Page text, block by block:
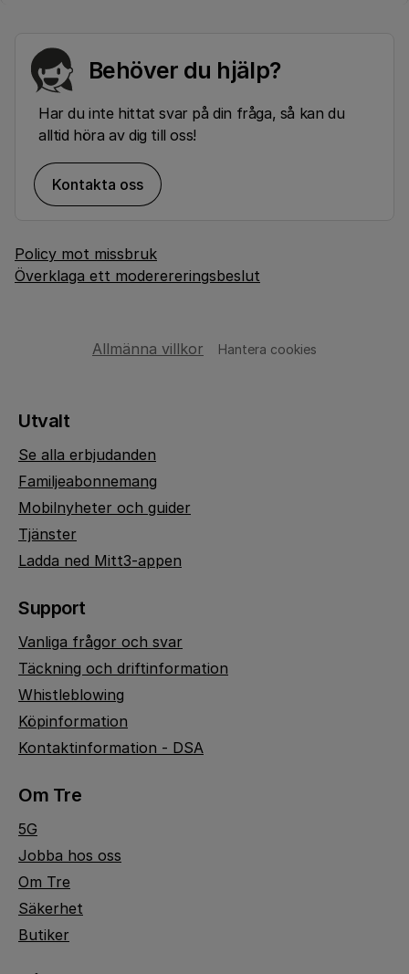
Behöver du hjälp?
Har du inte hittat svar på din fråga, så kan du
alltid höra av dig till oss!
Kontakta oss
Policy mot missbruk
Överklaga ett moderereringsbeslut
Allmänna villkor Hantera cookies
Utvalt
Se alla erbjudanden
Familjeabonnemang
Mobilnyheter och guider
Tjänster
Ladda ned Mitt3-appen
Support
Vanliga frågor och svar
Täckning och driftinformation
Whistleblowing
Köpinformation
Kontaktinformation - DSA
Om Tre
5G
Jobba hos oss
Om Tre
Säkerhet
Butiker